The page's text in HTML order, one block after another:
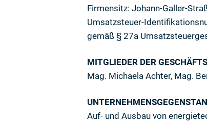
Firmensitz: Johann-Galler-
Umsatzsteuer-
gemäß § 27a
MITGLIEDER DER
Mag. Michaela Achter, Mag.
Auf- und Ausbau von